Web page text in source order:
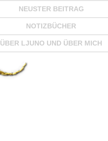
NEUSTER BEITRAG
NOTIZBÜCHER
ÜBER LJUNO UND ÜBER MICH